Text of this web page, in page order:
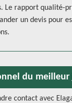
Le rapport qualité-
un devis pour
du
contact avec